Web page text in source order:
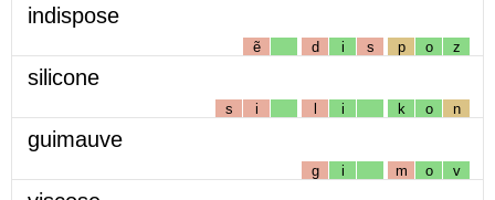
indispose
ẽ d i s p o z
silicone
s i l i k o n
guimauve
g i m o v